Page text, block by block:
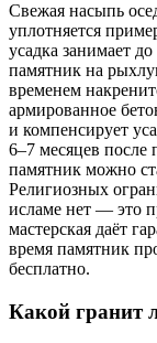
Свежая насыпь
уплотняется
усадка занимает
памятник на
временем
армированное
и компенсирует
6–7 месяцев после
памятник можно
Религиозных
исламе нет — это
мастерская даёт
время памятник
бесплатно.
Какой гранит